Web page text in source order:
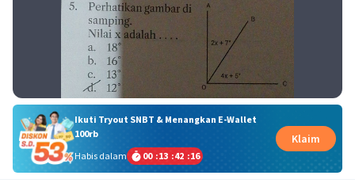
Ikuti Tryout SNBT & Menangkan E-Wallet
100rb
Habis dalam
00 :13 :42 :16
Klaim